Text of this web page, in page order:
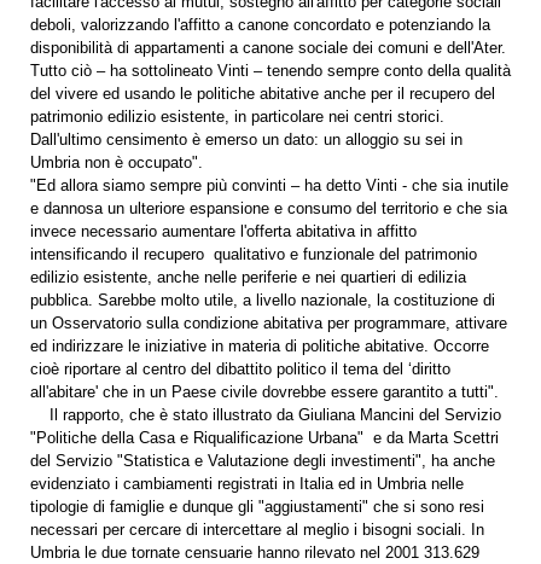
deboli, valorizzando l'affitto a canone concordato e potenziando la
disponibilità di appartamenti a canone sociale dei comuni e dell'Ater.
Tutto ciò – ha sottolineato Vinti – tenendo sempre conto della qualità
del vivere ed usando le politiche abitative anche per il recupero del
patrimonio edilizio esistente, in particolare nei centri storici.
Dall'ultimo censimento è emerso un dato: un alloggio su sei in
Umbria non è occupato".
"Ed allora siamo sempre più convinti – ha detto Vinti - che sia inutile
e dannosa un ulteriore espansione e consumo del territorio e che sia
invece necessario aumentare l'offerta abitativa in affitto
intensificando il recupero qualitativo e funzionale del patrimonio
edilizio esistente, anche nelle periferie e nei quartieri di edilizia
pubblica. Sarebbe molto utile, a livello nazionale, la costituzione di
un Osservatorio sulla condizione abitativa per programmare, attivare
ed indirizzare le iniziative in materia di politiche abitative. Occorre
cioè riportare al centro del dibattito politico il tema del ‘diritto
all'abitare' che in un Paese civile dovrebbe essere garantito a tutti".
Il rapporto, che è stato illustrato da Giuliana Mancini del Servizio
"Politiche della Casa e Riqualificazione Urbana" e da Marta Scettri
del Servizio "Statistica e Valutazione degli investimenti", ha anche
evidenziato i cambiamenti registrati in Italia ed in Umbria nelle
tipologie di famiglie e dunque gli "aggiustamenti" che si sono resi
necessari per cercare di intercettare al meglio i bisogni sociali. In
Umbria le due tornate censuarie hanno rilevato nel 2001 313.629